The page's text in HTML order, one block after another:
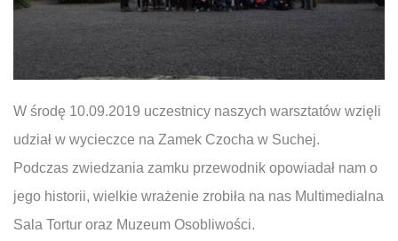
W środę 10.09.2019 uczestnicy naszych warsztatów wzięli
udział w wycieczce na Zamek Czocha w Suchej.
Podczas zwiedzania zamku przewodnik opowiadał nam o
jego historii, wielkie wrażenie zrobiła na nas Multimedialna
Sala Tortur oraz Muzeum Osobliwości.